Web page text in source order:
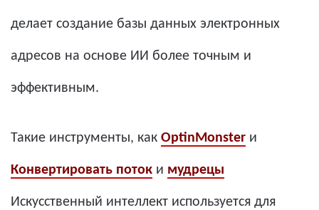
делает создание базы данных электронных
адресов на основе ИИ более точным и
эффективным.
Такие инструменты, как OptinMonster и
Конвертировать поток и мудрецы
Искусственный интеллект используется для